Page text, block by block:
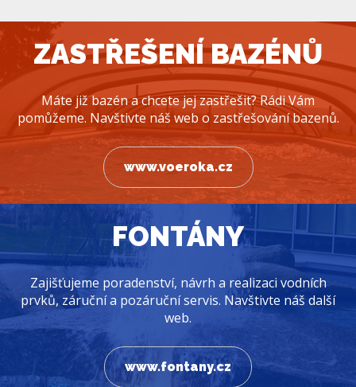
ZASTŘEŠENÍ BAZÉNŮ
Máte již bazén a chcete jej zastřešit? Rádi Vám
pomůžeme. Navštivte náš web o zastřešování bazenů.
www.voeroka.cz
FONTÁNY
Zajišťujeme poradenství, návrh a realizaci vodních
prvků, záruční a pozáruční servis. Navštivte náš další
web.
www.fontany.cz